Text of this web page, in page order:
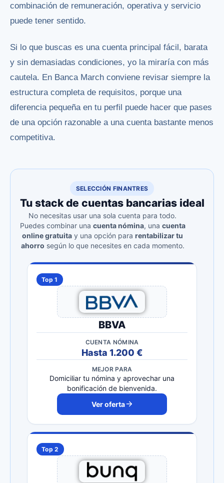
combinación de remuneración, operativa y servicio
puede tener sentido.
Si lo que buscas es una cuenta principal fácil, barata
y sin demasiadas condiciones, yo la miraría con más
cautela. En Banca March conviene revisar siempre la
estructura completa de requisitos, porque una
diferencia pequeña en tu perfil puede hacer que pases
de una opción razonable a una cuenta bastante menos
competitiva.
SELECCIÓN FINANTRES
Tu stack de cuentas bancarias ideal
No necesitas usar una sola cuenta para todo.
Puedes combinar una cuenta nómina, una cuenta
online gratuita y una opción para rentabilizar tu
ahorro según lo que necesites en cada momento.
Top 1
BBVA
CUENTA NÓMINA
Hasta 1.200 €
MEJOR PARA
Domiciliar tu nómina y aprovechar una
bonificación de bienvenida.
Ver oferta
Top 2